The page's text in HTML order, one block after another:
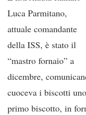
Luca Parmitano,
attuale comandante
della ISS, è stato il
“mastro fornaio” a
dicembre,
cuoceva i biscotti
primo biscotto, in